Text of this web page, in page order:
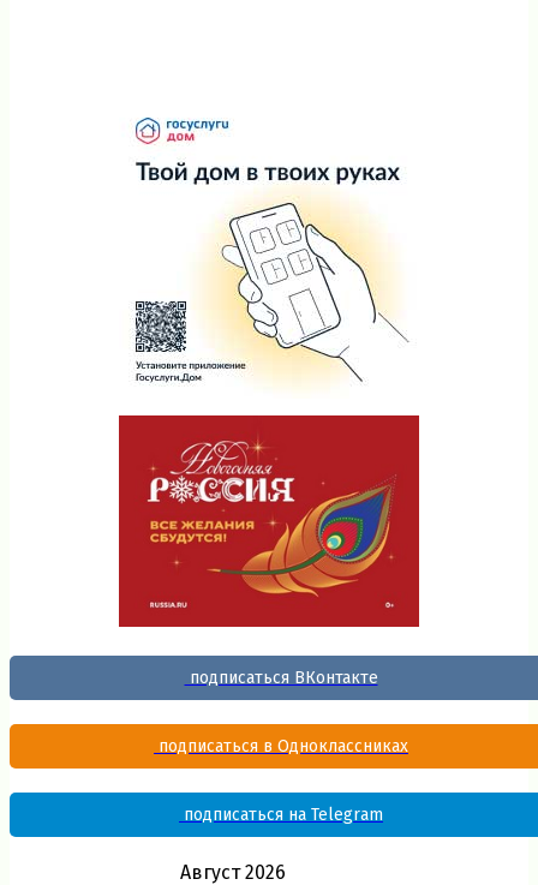
подписаться ВКонтакте
подписаться в Одноклассниках
подписаться на Telegram
Август 2026